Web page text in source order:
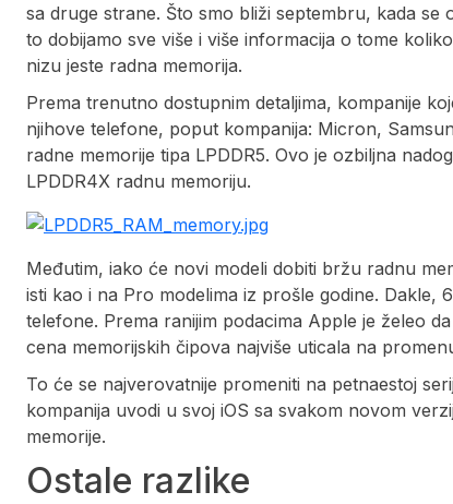
sa druge strane. Što smo bliži septembru, kada
to dobijamo sve više i više informacija o tome
nizu jeste radna memorija.
Prema trenutno dostupnim detaljima, kompanije
njihove telefone, poput kompanija: Micron,
radne memorije tipa LPDDR5. Ovo je ozbiljna
LPDDR4X radnu memoriju.
Međutim, iako će novi modeli dobiti bržu radnu
isti kao i na Pro modelima iz prošle godine. Dakle,
telefone. Prema ranijim podacima Apple je želeo
cena memorijskih čipova najviše uticala na
To će se najverovatnije promeniti na petnaestoj
kompanija uvodi u svoj iOS sa svakom novom
memorije.
Ostale razlike